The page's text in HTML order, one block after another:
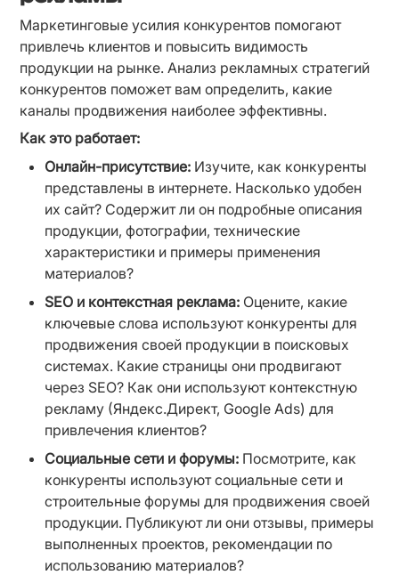
Маркетинговые усилия конкурентов помогают
привлечь клиентов и повысить видимость
продукции на рынке. Анализ рекламных стратегий
конкурентов поможет вам определить, какие
каналы продвижения наиболее эффективны.
Как это работает:
Онлайн-присутствие: Изучите, как конкуренты
представлены в интернете. Насколько удобен
их сайт? Содержит ли он подробные описания
продукции, фотографии, технические
характеристики и примеры применения
материалов?
SEO и контекстная реклама: Оцените, какие
ключевые слова используют конкуренты для
продвижения своей продукции в поисковых
системах. Какие страницы они продвигают
через SEO? Как они используют контекстную
рекламу (Яндекс.Директ, Google Ads) для
привлечения клиентов?
Социальные сети и форумы: Посмотрите, как
конкуренты используют социальные сети и
строительные форумы для продвижения своей
продукции. Публикуют ли они отзывы, примеры
выполненных проектов, рекомендации по
использованию материалов?